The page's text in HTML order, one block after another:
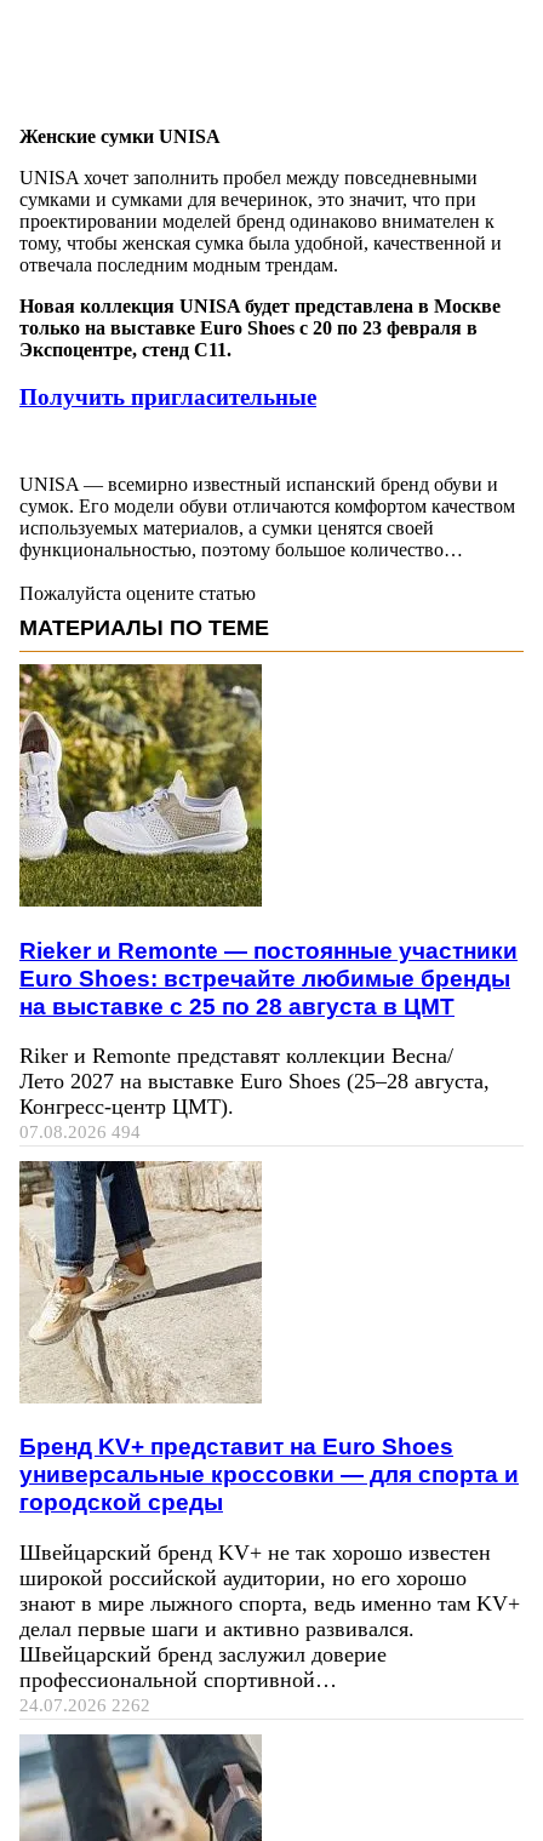
Женские сумки UNISA
UNISA хочет заполнить пробел между повседневными
сумками и сумками для вечеринок, это значит, что при
проектировании моделей бренд одинаково внимателен к
тому, чтобы женская сумка была удобной, качественной и
отвечала последним модным трендам.
Новая коллекция UNISA будет представлена в Москве
только на выставке Euro Shoes с 20 по 23 февраля в
Экспоцентре, стенд C11.
Получить пригласительные
UNISA — всемирно известный испанский бренд обуви и
сумок. Его модели обуви отличаются комфортом качеством
используемых материалов, а сумки ценятся своей
функциональностью, поэтому большое количество…
Пожалуйста оцените статью
МАТЕРИАЛЫ ПО ТЕМЕ
Rieker и Remonte — постоянные участники
Euro Shoes: встречайте любимые бренды
на выставке с 25 по 28 августа в ЦМТ
Riker и Remonte представят коллекции Весна/
Лето 2027 на выставке Euro Shoes (25–28 августа,
Конгресс‑центр ЦМТ).
07.08.2026 494
Бренд KV+ представит на Euro Shoes
универсальные кроссовки — для спорта и
городской среды
Швейцарский бренд KV+ не так хорошо известен
широкой российской аудитории, но его хорошо
знают в мире лыжного спорта, ведь именно там KV+
делал первые шаги и активно развивался.
Швейцарский бренд заслужил доверие
профессиональной спортивной…
24.07.2026 2262